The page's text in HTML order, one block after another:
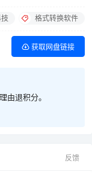
格式转换软件
获取网盘链接
由退积分。
反馈